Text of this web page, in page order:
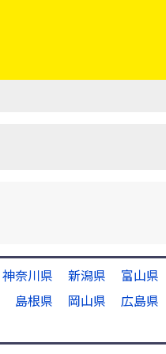
神奈川県 新潟県 富山県
島根県 岡山県 広島県